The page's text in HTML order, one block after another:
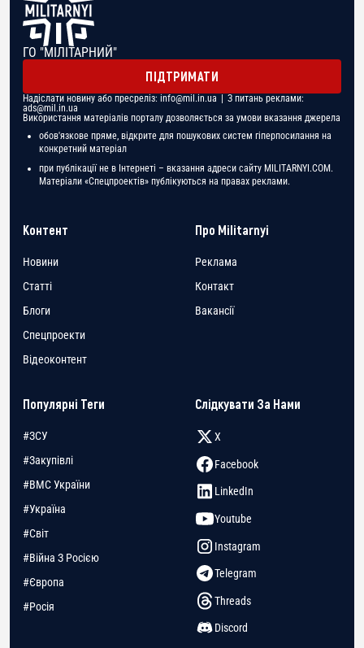
ГО "МІЛІТАРНИЙ"
ПІДТРИМАТИ
Надіслати новину або пресреліз: info@mil.in.ua | З питань реклами:
ads@mil.in.ua
Використання матеріалів порталу дозволяється за умови вказання джерела
обов'язкове пряме, відкрите для пошукових систем гіперпосилання на
конкретний матеріал
при публікації не в Інтернеті – вказання адреси сайту MILITARNYI.COM.
Матеріали «Спецпроектів» публікуються на правах реклами.
Контент
Новини
Статті
Блоги
Спецпроекти
Відеоконтент
Про Militarnyi
Реклама
Контакт
Вакансії
Популярні Теги
#ЗСУ
#Закупівлі
#ВМС України
#Україна
#Світ
#Війна З Росією
#Європа
#Росія
Слідкувати За Нами
X
Facebook
LinkedIn
Youtube
Instagram
Telegram
Threads
Discord